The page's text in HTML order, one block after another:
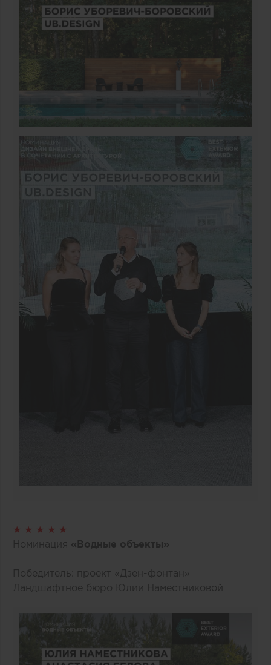
★ ★ ★ ★ ★
Номинация «Водные объекты»
Победитель: проект «Дзен-фонтан»
Ландшафтное бюро Юлии Наместниковой